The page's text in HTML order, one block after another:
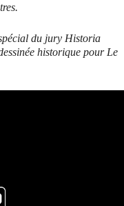
du jury Historia
historique pour Le